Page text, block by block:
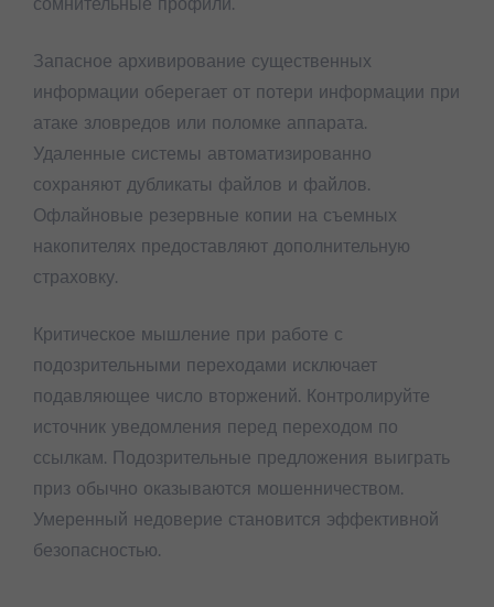
Запасное архивирование существенных
информации оберегает от потери информации при
атаке зловредов или поломке аппарата.
Удаленные системы автоматизированно
сохраняют дубликаты файлов и файлов.
Офлайновые резервные копии на съемных
накопителях предоставляют дополнительную
страховку.
Критическое мышление при работе с
подозрительными переходами исключает
подавляющее число вторжений. Контролируйте
источник уведомления перед переходом по
ссылкам. Подозрительные предложения выиграть
приз обычно оказываются мошенничеством.
Умеренный недоверие становится эффективной
безопасностью.